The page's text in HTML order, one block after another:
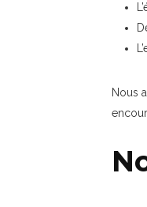
Nous